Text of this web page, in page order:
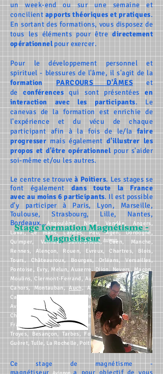
un week-end ou sur une semaine et
concilient apports théoriques et pratiques.
En sortant des formations, vous disposez de
tous les éléments pour êtredirectement
opérationnelpour exercer.
Pour le développement personnel et
spirituel - blessures de l'âme, il s'agit de la
formationPARCOURS D'ÂMES
et
deconférencesqui sont présentéesen
interaction avec les participants. Le
canevas de la formation est enrichie de
l'expérience et du vécu de chaque
participant afin à la fois de le/la faire
progresser mais également d'illustrer les
propos et d'être opérationnel pour s'aider
soi-même et/ou les autres.
Le centre se trouveà Poitiers. Les stages se
font également dans toute la France
avecau moins 6 participants. Il est possible
d'y participer à Paris, Lyon, Marseille,
Toulouse,Strasbourg, Lille, Nantes,
Bordeaux...Angoulême , Niort, Vendée, Angers ,
Laval,Le mans,Landes,Pau,Agen,Dordogne ,
Quimper, Vannes,Saint-Brieuc,Caen, Manche ,
Rennes,Alençon, Rouen, Evreux,Chartres, Blois ,
Tours,Châteauroux,Bourges,Orléans,Versailles,
Pontoise , Evry, Melun,Auxerre , Dijon , Nevers, Macon ,
Moulins,Clermont-Ferrand , Aurillac,Le Puy-en-Velay ,
Cahors, Montauban , Auch, Albi,Rodez,Perpignan ,
Carcassonne,Montpellier,Mende,Nîmes,Toulon ,
Avignon
Gap ,Digne Nice, ,Grenoble,
Chambéry
Annecy,Saint-Etienne, Bourg-en-Bresse,
France
Lons-le-Saunier,Amiens,Beauvais,Laon,
Troyes, Besançon, Tarbes, Foix,Bretagne,Limoges,
Guéret, Tulle, La Rochelle , Poitiers.
Stage formation Magnétisme -
Magnétiseur
Avignon
Ce stage de magnétisme -